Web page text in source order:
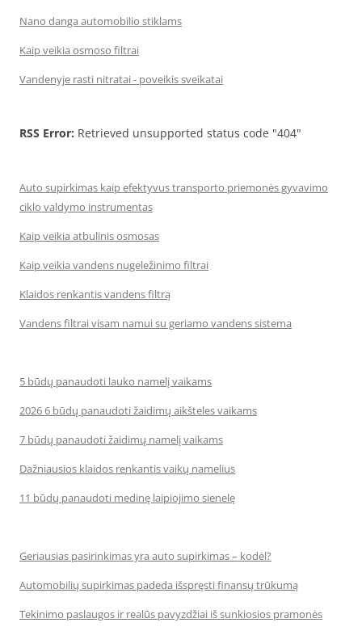
Nano danga automobilio stiklams
Kaip veikia osmoso filtrai
Vandenyje rasti nitratai - poveikis sveikatai
RSS Error: Retrieved unsupported status code "404"
Auto supirkimas kaip efektyvus transporto priemonės gyvavimo
ciklo valdymo instrumentas
Kaip veikia atbulinis osmosas
Kaip veikia vandens nugeležinimo filtrai
Klaidos renkantis vandens filtrą
Vandens filtrai visam namui su geriamo vandens sistema
5 būdų panaudoti lauko namelį vaikams
2026 6 būdų panaudoti žaidimų aikšteles vaikams
7 būdų panaudoti žaidimų namelį vaikams
Dažniausios klaidos renkantis vaikų namelius
11 būdų panaudoti medinę laipiojimo sienelę
Geriausias pasirinkimas yra auto supirkimas – kodėl?
Automobilių supirkimas padeda išspręsti finansų trūkumą
Tekinimo paslaugos ir realūs pavyzdžiai iš sunkiosios pramonės